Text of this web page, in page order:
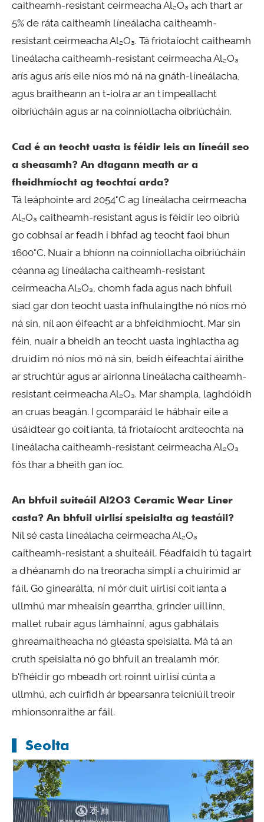
caitheamh-resistant ceirmeacha Al₂O₃ ach thart ar
5% de ráta caitheamh líneálacha caitheamh-
resistant ceirmeacha Al₂O₃. Tá friotaíocht caitheamh
líneálacha caitheamh-resistant ceirmeacha Al₂O₃
arís agus arís eile níos mó ná na gnáth-líneálacha,
agus braitheann an t-iolra ar an timpeallacht
oibriúcháin agus ar na coinníollacha oibriúcháin.
Cad é an teocht uasta is féidir leis an líneáil seo
a sheasamh? An dtagann meath ar a
fheidhmíocht ag teochtaí arda?
Tá leáphointe ard 2054°C ag líneálacha ceirmeacha
Al₂O₃ caitheamh-resistant agus is féidir leo oibriú
go cobhsaí ar feadh i bhfad ag teocht faoi bhun
1600°C. Nuair a bhíonn na coinníollacha oibriúcháin
céanna ag líneálacha caitheamh-resistant
ceirmeacha Al₂O₃, chomh fada agus nach bhfuil
siad gar don teocht uasta infhulaingthe nó níos mó
ná sin, níl aon éifeacht ar a bhfeidhmíocht. Mar sin
féin, nuair a bheidh an teocht uasta inghlactha ag
druidim nó níos mó ná sin, beidh éifeachtaí áirithe
ar struchtúr agus ar airíonna líneálacha caitheamh-
resistant ceirmeacha Al₂O₃. Mar shampla, laghdóidh
an cruas beagán. I gcomparáid le hábhair eile a
úsáidtear go coitianta, tá friotaíocht ardteochta na
líneálacha caitheamh-resistant ceirmeacha Al₂O₃
fós thar a bheith gan íoc.
An bhfuil suiteáil Al2O3 Ceramic Wear Liner
casta? An bhfuil uirlisí speisialta ag teastáil?
Níl sé casta líneálacha ceirmeacha Al₂O₃
caitheamh-resistant a shuiteáil. Féadfaidh tú tagairt
a dhéanamh do na treoracha simplí a chuirimid ar
fáil. Go ginearálta, ní mór duit uirlisí coitianta a
ullmhú mar mheaisín gearrtha, grinder uillinn,
mallet rubair agus lámhainní, agus gabhálais
ghreamaitheacha nó gléasta speisialta. Má tá an
cruth speisialta nó go bhfuil an trealamh mór,
b'fhéidir go mbeadh ort roinnt uirlisí cúnta a
ullmhú, ach cuirfidh ár bpearsanra teicniúil treoir
mhionsonraithe ar fáil.
Seolta